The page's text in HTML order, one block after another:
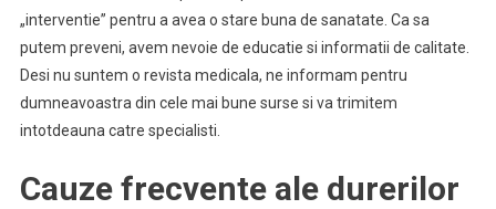
„interventie” pentru a avea o stare buna de sanatate. Ca sa
putem preveni, avem nevoie de educatie si informatii de calitate.
Desi nu suntem o revista medicala, ne informam pentru
dumneavoastra din cele mai bune surse si va trimitem
intotdeauna catre specialisti.
Cauze frecvente ale durerilor